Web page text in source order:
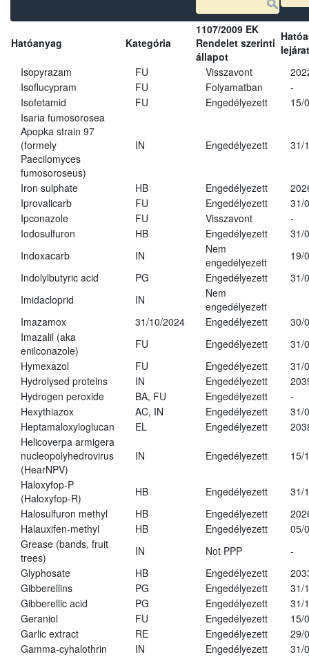
Hatóanyag Kategória
1107/2009 EK
Rendelet szerinti
állapot
Isopyrazam
FU Visszavont
Isoflucypram
FU Folyamatban
-
Isofetamid
FU Engedélyezett
15/
Isaria fumosorosea
Apopka strain 97
(formely
Paecilomyces
fumosoroseus)
IN Engedélyezett 31/
Iron sulphate HB Engedélyezett
Iprovalicarb
FU Engedélyezett
31/
Ipconazole
FU Visszavont
-
Iodosulfuron
HB Engedélyezett
31/
Indoxacarb
IN
Nem
engedélyezett
19/
Indolylbutyric acid
PG Engedélyezett
31/
Imidacloprid
IN
Nem
engedélyezett
Imazamox
31/10/2024 Engedélyezett
30/
Imazalil (aka
enilconazole)
FU Engedélyezett
31/
Hymexazol
FU Engedélyezett
31/
Hydrolysed proteins
IN Engedélyezett
Hydrogen peroxide
BA, FU Engedélyezett
-
Hexythiazox
AC, IN Engedélyezett
31/
Heptamaloxyloglucan
EL Engedélyezett
Helicoverpa armigera
nucleopolyhedrovirus
(HearNPV)
IN Engedélyezett 15/
Haloxyfop-P
(Haloxyfop-R)
HB Engedélyezett
31/
Halosulfuron methyl
HB Engedélyezett
Halauxifen-methyl
HB Engedélyezett
05/
Grease (bands, fruit
trees)
IN Not PPP
-
Glyphosate
HB Engedélyezett
Gibberellins
PG Engedélyezett
31/
Gibberellic acid
PG Engedélyezett
31/
Geraniol
FU Engedélyezett
15/
Garlic extract
RE Engedélyezett
29/
Gamma-cyhalothrin
IN Engedélyezett
31/